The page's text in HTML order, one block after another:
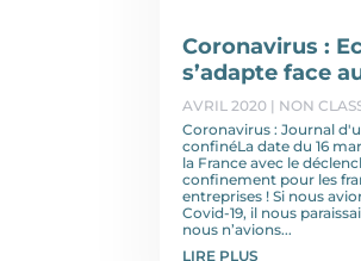
Coronavirus :
s’adapte face
AVRIL 2020 | NON
Coronavirus : Journal
confinéLa date du 16
la France avec le
confinement pour les
entreprises ! Si nous
Covid-19, il nous
nous n’avions...
LIRE PLUS